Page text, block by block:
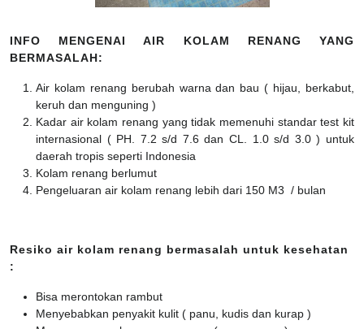
INFO MENGENAI AIR KOLAM RENANG YANG
BERMASALAH:
Air kolam renang berubah warna dan bau ( hijau, berkabut,
keruh dan menguning )
Kadar air kolam renang yang tidak memenuhi standar test kit
internasional ( PH. 7.2 s/d 7.6 dan CL. 1.0 s/d 3.0 ) untuk
daerah tropis seperti Indonesia
Kolam renang berlumut
Pengeluaran air kolam renang lebih dari 150 M3 / bulan
Resiko air kolam renang bermasalah untuk kesehatan
:
Bisa merontokan rambut
Menyebabkan penyakit kulit ( panu, kudis dan kurap )